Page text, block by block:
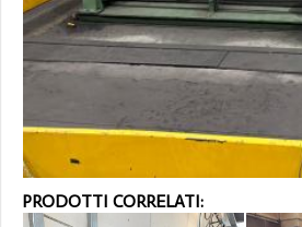
PRODOTTI CORRELATI: